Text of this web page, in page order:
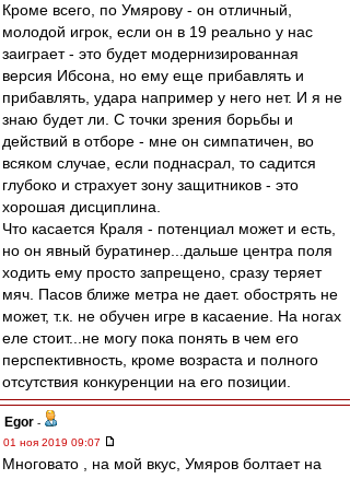
Кроме всего, по Умярову - он отличный,
молодой игрок, если он в 19 реально у нас
заиграет - это будет модернизированная
версия Ибсона, но ему еще прибавлять и
прибавлять, удара например у него нет. И я не
знаю будет ли. С точки зрения борьбы и
действий в отборе - мне он симпатичен, во
всяком случае, если поднасрал, то садится
глубоко и страхует зону защитников - это
хорошая дисциплина.
Что касается Краля - потенциал может и есть,
но он явный буратинер...дальше центра поля
ходить ему просто запрещено, сразу теряет
мяч. Пасов ближе метра не дает. обострять не
может, т.к. не обучен игре в касаение. На ногах
еле стоит...не могу пока понять в чем его
перспективность, кроме возраста и полного
отсутствия конкуренции на его позиции.
Egor -
01 ноя 2019 09:07
Многовато , на мой вкус, Умяров болтает на